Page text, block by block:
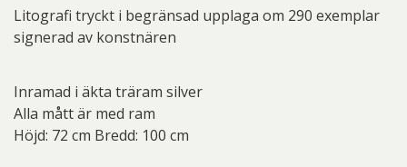
Litografi tryckt i begränsad upplaga om 290 exemplar
signerad av konstnären
Inramad i äkta träram silver
Alla mått är med ram
Höjd: 72 cm Bredd: 100 cm